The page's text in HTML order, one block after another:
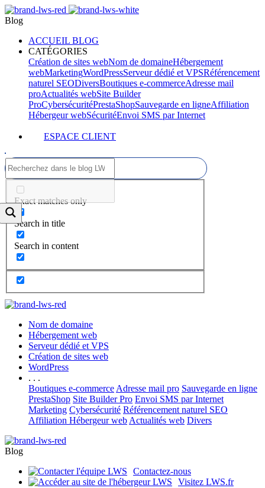
Blog
ACCUEIL BLOG
CATÉGORIES
Création de sites webNom de domaineHébergement
webMarketingWordPressServeur dédié et VPSRéférencement
naturel SEODiversBoutiques e-commerceAdresse mail
proActualités webSite Builder
ProCybersécuritéPrestaShopSauvegarde en ligneAffiliation
Hébergeur webSécuritéEnvoi SMS par Internet
ESPACE CLIENT
Exact matches only
Search in title
Search in content
Nom de domaine
Hébergement web
Serveur dédié et VPS
Création de sites web
WordPress
. . .
Boutiques e-commerce Adresse mail pro Sauvegarde en ligne
PrestaShop Site Builder Pro Envoi SMS par Internet
Marketing Cybersécurité Référencement naturel SEO
Affiliation Hébergeur web Actualités web Divers
Blog
Contactez-nous
Visitez LWS.fr